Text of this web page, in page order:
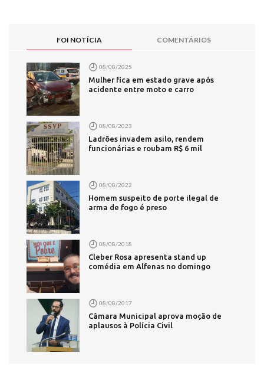
FOI NOTÍCIA COMENTÁRIOS
08/08/2025
Mulher fica em estado grave após
acidente entre moto e carro
08/08/2023
Ladrões invadem asilo, rendem
funcionárias e roubam R$ 6 mil
08/08/2022
Homem suspeito de porte ilegal de
arma de fogo é preso
08/08/2018
Cleber Rosa apresenta stand up
comédia em Alfenas no domingo
08/08/2017
Câmara Municipal aprova moção de
aplausos à Polícia Civil